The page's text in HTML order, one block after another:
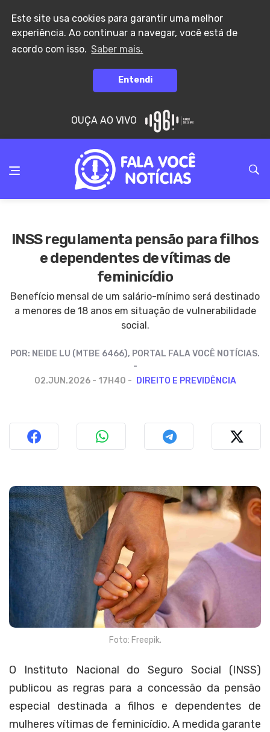
Este site usa cookies para garantir uma melhor
experiência. Ao continuar a navegar, você está de
acordo com isso. Saber mais.
Entendi
OUÇA AO VIVO
INSS regulamenta pensão para filhos
e dependentes de vítimas de
feminicídio
Benefício mensal de um salário-mínimo será destinado
a menores de 18 anos em situação de vulnerabilidade
social.
POR: NEIDE LU (MTBE 6466), PORTAL FALA VOCÊ NOTÍCIAS.
02.JUN.2026 - 17H40 DIREITO E PREVIDÊNCIA
Foto: Freepik.
O Instituto Nacional do Seguro Social (INSS)
publicou as regras para a concessão da pensão
especial destinada a filhos e dependentes de
mulheres vítimas de feminicídio. A medida garante